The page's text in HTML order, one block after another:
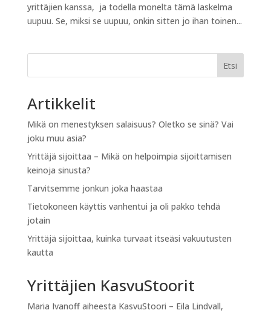
yrittäjien kanssa, ja todella monelta tämä laskelma
uupuu. Se, miksi se uupuu, onkin sitten jo ihan toinen...
Etsi
Artikkelit
Mikä on menestyksen salaisuus? Oletko se sinä? Vai
joku muu asia?
Yrittäjä sijoittaa – Mikä on helpoimpia sijoittamisen
keinoja sinusta?
Tarvitsemme jonkun joka haastaa
Tietokoneen käyttis vanhentui ja oli pakko tehdä
jotain
Yrittäjä sijoittaa, kuinka turvaat itseäsi vakuutusten
kautta
Yrittäjien KasvuStoorit
Maria Ivanoffaiheesta KasvuStoori – Eila Lindvall,